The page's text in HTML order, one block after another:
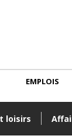
loisirs
EMPLOIS